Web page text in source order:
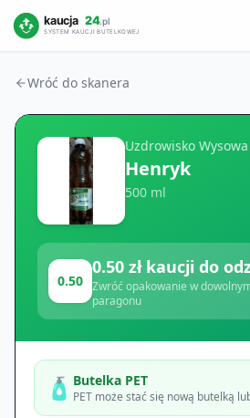
Wróć do skanera
Uzdrowisko Wysowa
Henryk
500 ml
0.50
0.50 zł kaucji do
Zwróć opakowanie w
paragonu
🧴 Butelka PET
PET może stać się nową butelką